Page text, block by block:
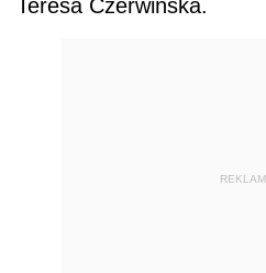
Teresa Czerwińska.